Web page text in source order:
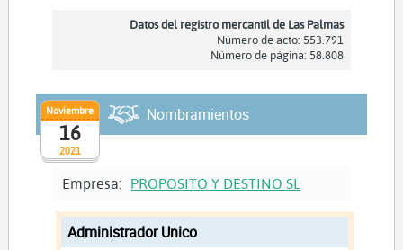
Datos del registro mercantil de Las Palmas
Número de acto: 553.791
Número de página: 58.808
2021
Noviembre
16
Nombramientos
Empresa: PROPOSITO Y DESTINO SL
Administrador Unico